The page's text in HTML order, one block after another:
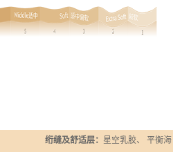
绗缝及舒适层： 星空乳胶、 平衡海